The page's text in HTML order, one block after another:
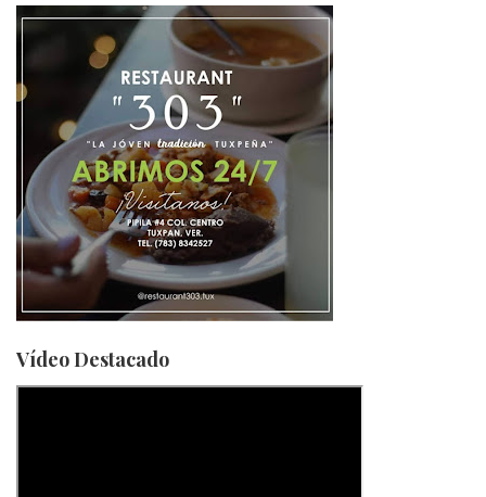
Vídeo Destacado